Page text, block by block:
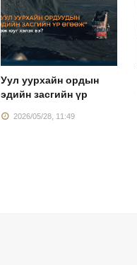
Уул уурхайн ордын
эдийн засгийн үр
2026/05/28, 11:49